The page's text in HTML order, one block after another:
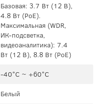
Базовая: 3.7 Вт (12 В),
4.8 Вт (PoE).
Максимальная (WDR,
ИК-подсветка,
видеоаналитика): 7.4
Вт (12 В), 8.8 Вт (PoE)
-40°C ~ +60°C
Белый